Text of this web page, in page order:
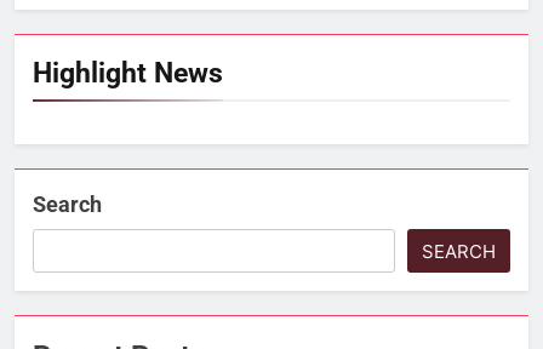
Highlight News
Search
SEARCH